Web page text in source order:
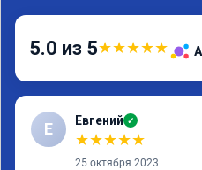
5.0 из 5★★★★★
Е Евгений ✓
★★★★★
25 октября 2023